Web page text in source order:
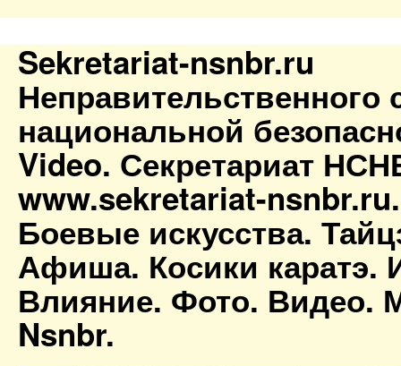
Sekretariat-nsnbr.ru
Неправительственного
национальной
Video. Секретариат
www.sekretariat-
Боевые искусства.
Афиша. Косики каратэ.
Влияние. Фото. Видео.
Nsnbr.